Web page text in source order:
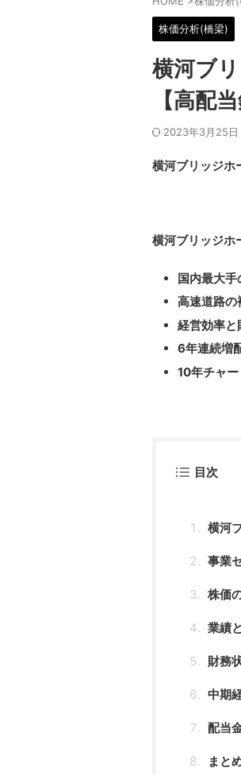
株価分析(橋梁)
横河ブ
【高配
2023年3月25日
横河ブリッジホ
横河ブリッジホ
国内最大
高速道路の
経営効率と
6年連続増
10年チャ
目次
横河
事業
株価
業績
財務
中期
配当
まと